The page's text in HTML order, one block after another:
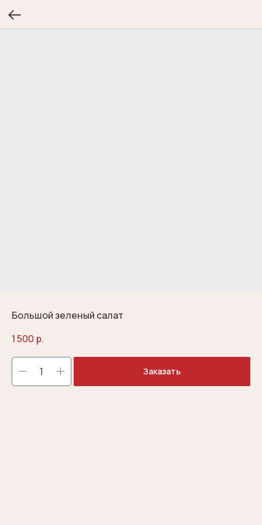
Большой зеленый салат
1 500 р.
Заказать